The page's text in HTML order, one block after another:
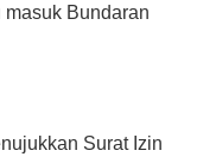
Bundaran
Surat Izin